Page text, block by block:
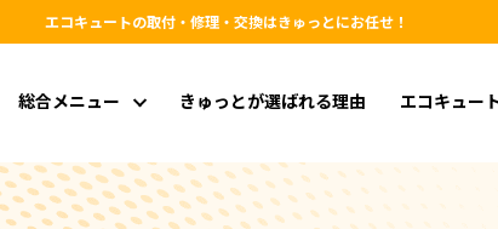
エコキュートの取付・修理・交換はきゅっとにお任せ！
総合メニュー きゅっとが選ばれる理由 エコキュー